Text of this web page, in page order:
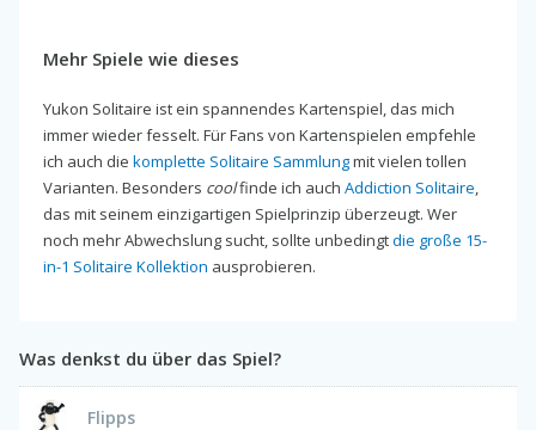
Mehr Spiele wie dieses
Yukon Solitaire ist ein spannendes Kartenspiel, das mich
immer wieder fesselt. Für Fans von Kartenspielen empfehle
ich auch die komplette Solitaire Sammlungmit vielen tollen
Varianten. Besonders coolfinde ich auch Addiction Solitaire,
das mit seinem einzigartigen Spielprinzip überzeugt. Wer
noch mehr Abwechslung sucht, sollte unbedingtdie große 15-
in-1 Solitaire Kollektion ausprobieren.
Was denkst du über das Spiel?
Flipps